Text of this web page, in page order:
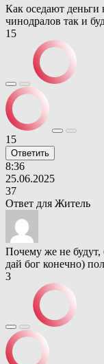
Как оседают деньги
чинодралов так и
15
15
Ответить
8:36
25.06.2025
37
Ответ для Житель
Почему же не будут,
дай бог конечно)
3